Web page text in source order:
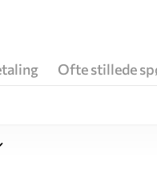
Ofte stillede